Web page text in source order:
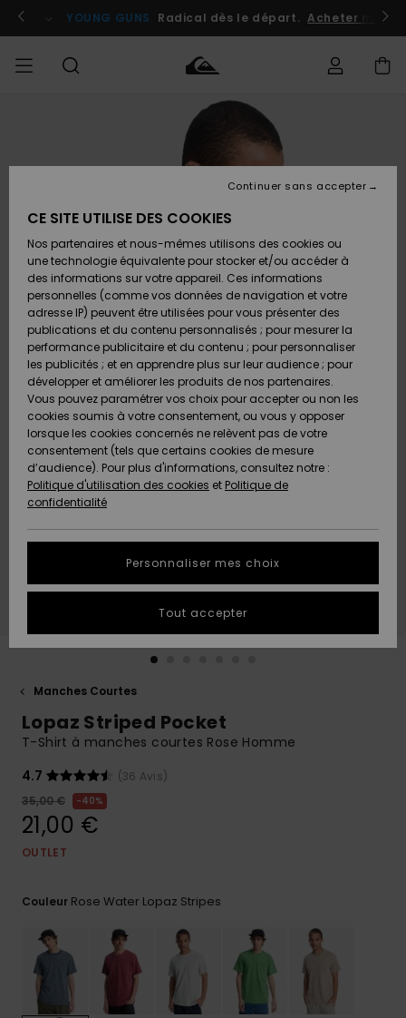
l'information
le
Se connecter / s'inscrire
YOUNG GUNS Radical dès le départ. Acheter
Vêtements
Chaussures
& Tongs
Surf
Snow
Nouveautés
A
Découvrir
Vêtements
Chaussures
& Tongs
Surf
Snow
Nouveautés
A
Découvrir
FEMME
A
Découvrir
Snow
SURF
Homme
Surf
Shop
Enfant
Highlights
Communauté
SNOW
Homme
Snow
Shop
Enfant
Snow
Shop
Femme
A
Découvrir
Communauté
OUTLET
Homme
Enfant
Outlet
Femme
AIDE &
CONTACT
commande
Retours
Paiement
Carte
Cadeau
Quiksilver
Freedom
Protection
des
tailles
conversation
obtenir la
plus rapide
à votre
Démarrer
questions
fréquentes
et notre
formulaire
contact.
MAGASINS
QUIKSILVER
Manches Courtes
Lopaz Striped Pocket
T-Shirt à manches courtes Rose Homme
4.7
(36 Avis)
35,00 €
40%
21,00 €
OUTLET
Couleur Rose Water Lopaz Stripes
CE SITE UTILISE DES COOKIES
Nos partenaires et nous-mêmes utilisons des cookies ou
une technologie équivalente pour stocker et/ou accéder à
des informations sur votre appareil. Ces informations
personnelles (comme vos données de navigation et votre
adresse IP) peuvent être utilisées pour vous présenter des
publications et du contenu personnalisés ; pour mesurer la
performance publicitaire et du contenu ; pour personnaliser
les publicités ; et en apprendre plus sur leur audience ; pour
développer et améliorer les produits de nos partenaires.
Vous pouvez paramétrer vos choix pour accepter ou non les
cookies soumis à votre consentement, ou vous y opposer
lorsque les cookies concernés ne relèvent pas de votre
consentement (tels que certains cookies de mesure
d’audience). Pour plus d'informations, consultez notre :
Politique d'utilisation des cookies et Politique de
confidentialité
Personnaliser mes choix
Continuer sans accepter
Tout accepter